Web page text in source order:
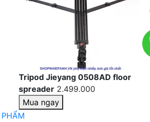
Tripod Jieyang 0508AD floor
spreader 2.499.000
Mua ngay